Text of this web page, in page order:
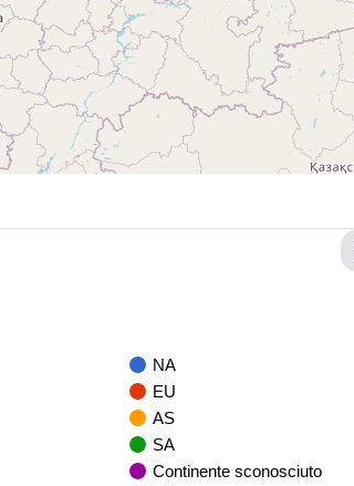
NA
EU
AS
SA
Continente sconosciuto